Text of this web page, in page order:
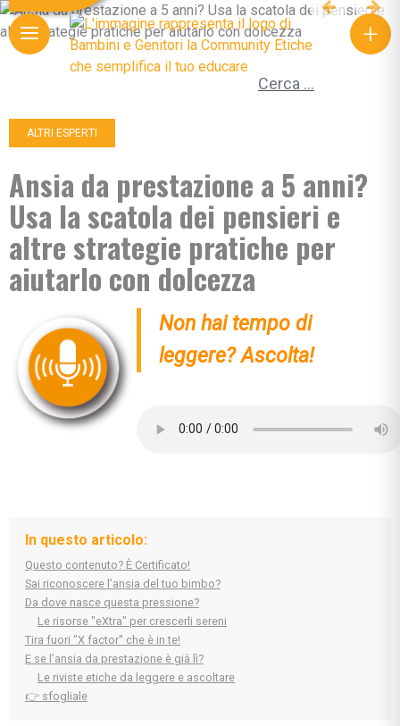
+
Ricerca per:
ALTRI ESPERTI
Ansia da prestazione a 5 anni?
Usa la scatola dei pensieri e
altre strategie pratiche per
aiutarlo con dolcezza
Non hai tempo di
leggere? Ascolta!
In questo articolo:
Questo contenuto? È Certificato!
Sai riconoscere l’ansia del tuo bimbo?
Da dove nasce questa pressione?
Le risorse "eXtra" per crescerli sereni
Tira fuori "X factor" che è in te!
E se l’ansia da prestazione è già lì?
Le riviste etiche da leggere e ascoltare
👉 sfogliale